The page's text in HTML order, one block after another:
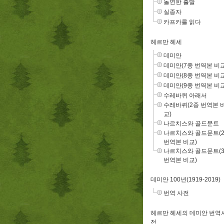
돌연한 출발
실종자
카프카를 읽다
헤르만 헤세
데미안
데미안(7종 번역본 비
데미안(8종 번역본 비
데미안(9종 번역본 비
수레바퀴 아래서
수레바퀴(2종 번역본
교)
나르치스와 골드문트
나르치스와 골드문트
번역본 비교)
나르치스와 골드문트
번역본 비교)
데미안 100년(1919-2019)
번역 사전
헤르만 헤세의 데미안 번역
전